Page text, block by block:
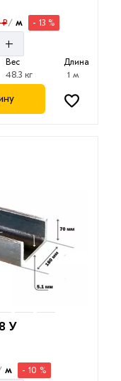
₽/ м - 13 %
+
Вес
48.3 кг
Длина
1 м
У
м - 10 %